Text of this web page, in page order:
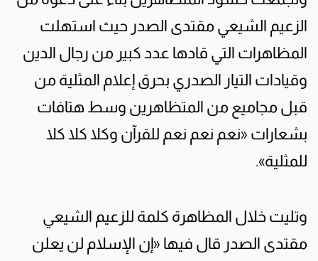
الزعيم الشيعي مقتدى الصدر حيث استهلت
المظاهرات التي قادها عدد كبير من رجال الدين
وقيادات التيار الصدري بحرق إعلام المثلية من
قبل مجاميع من المتظاهرين وسط هتافات
بشعارات «نعم نعم نعم للقرآن وكلا كلا كلا
للمثلية».
وتليت خلال المظاهرة كلمة للزعيم الشيعي
مقتدى الصدر قال فيها «إن الإسلام لن يعلن